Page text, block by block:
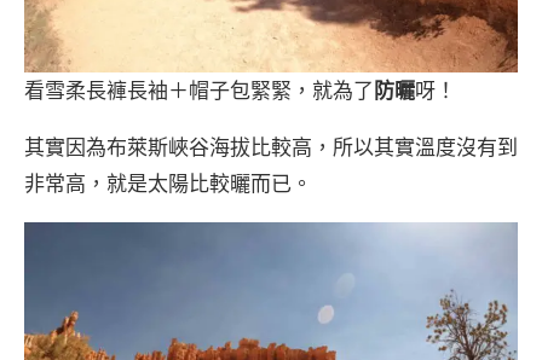
看雪柔長褲長袖＋帽子包緊緊，就為了 防曬呀！
其實因為布萊斯峽谷海拔比較高，所以其實溫度沒有到
非常高，就是太陽比較曬而已。